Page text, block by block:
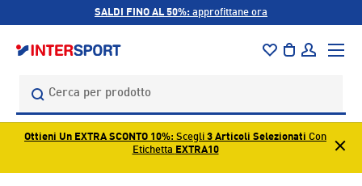
SALDI FINO AL 50%: approfittane ora
Cerca
BorsaAccedi
Menu
Ottieni Un EXTRA SCONTO 10%: Scegli 3 Articoli Selezionati Con
Etichetta EXTRA10